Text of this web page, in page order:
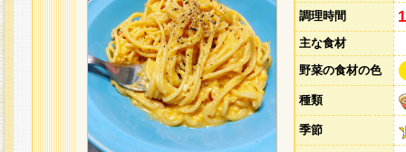
調理時間
主な食材
野菜の食材の色
種類
季節